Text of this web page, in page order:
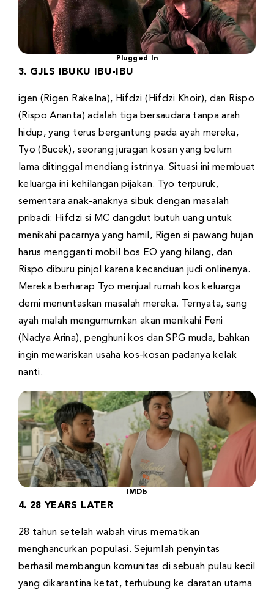
Plugged In
3. GJLS IBUKU IBU-IBU
igen (Rigen Rakelna), Hifdzi (Hifdzi Khoir), dan Rispo
(Rispo Ananta) adalah tiga bersaudara tanpa arah
hidup, yang terus bergantung pada ayah mereka,
Tyo (Bucek), seorang juragan kosan yang belum
lama ditinggal mendiang istrinya. Situasi ini membuat
keluarga ini kehilangan pijakan. Tyo terpuruk,
sementara anak-anaknya sibuk dengan masalah
pribadi: Hifdzi si MC dangdut butuh uang untuk
menikahi pacarnya yang hamil, Rigen si pawang hujan
harus mengganti mobil bos EO yang hilang, dan
Rispo diburu pinjol karena kecanduan judi onlinenya.
Mereka berharap Tyo menjual rumah kos keluarga
demi menuntaskan masalah mereka. Ternyata, sang
ayah malah mengumumkan akan menikahi Feni
(Nadya Arina), penghuni kos dan SPG muda, bahkan
ingin mewariskan usaha kos-kosan padanya kelak
nanti.
IMDb
4. 28 YEARS LATER
28 tahun setelah wabah virus mematikan
menghancurkan populasi. Sejumlah penyintas
berhasil membangun komunitas di sebuah pulau kecil
yang dikarantina ketat, terhubung ke daratan utama